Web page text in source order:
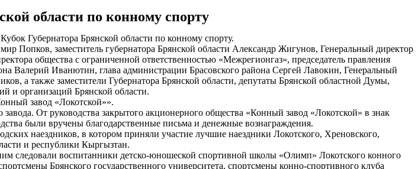
области по конному спорту
Губернатора Брянской области по конному спорту.
заместитель губернатора Брянской области Александр Жигунов, Генеральный директор
общества с ограниченной ответственностью «Межрегионгаз», председатель правления
Валерий Иванютин, глава администрации Брасовского района Сергей Лавокин, Генеральный
а также заместители Губернатора Брянской области, депутаты Брянской областной Думы,
и организаций Брянской области.
завод «Локотской»».
От руководства закрытого акционерного общества «Конный завод «Локотской» в знак
были вручены благодарственные письма и денежные вознаграждения.
наездников, в котором приняли участие лучшие наездники Локотского, Хреновского,
и республики Кыргызтан.
воспитанники детско-юношеской спортивной школы «Олимп» Локотского конного
Брянского государственного университета, спортсмены конно-спортивного клуба